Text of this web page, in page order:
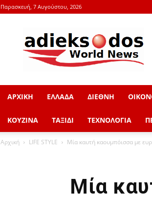
Παρασκευή, 7 Αυγούστου, 2026
adieksodos.gr
ΑΡΧΙΚΗ ΕΛΛΑΔΑ ΔΙΕΘΝΗ
ΚΟΥΖΙΝΑ ΤΑΞΙΔΙ ΤΕΧΝΟΛΟΓΙΑ
Αρχική LIFE STYLE Μία καυτή καουμπόισσα με
Μία